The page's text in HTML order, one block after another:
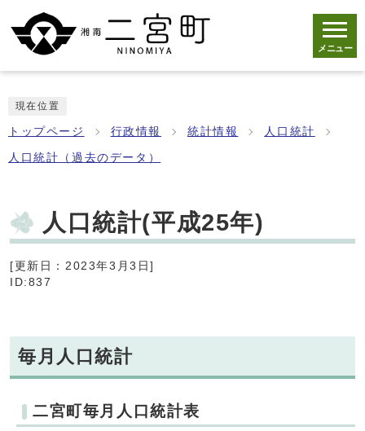
メニュー
現在位置
トップページ 行政情報 統計情報 人口統計
人口統計（過去のデータ）
人口統計(平成25年)
[更新日：2023年3月3日]
ID:837
毎月人口統計
二宮町毎月人口統計表